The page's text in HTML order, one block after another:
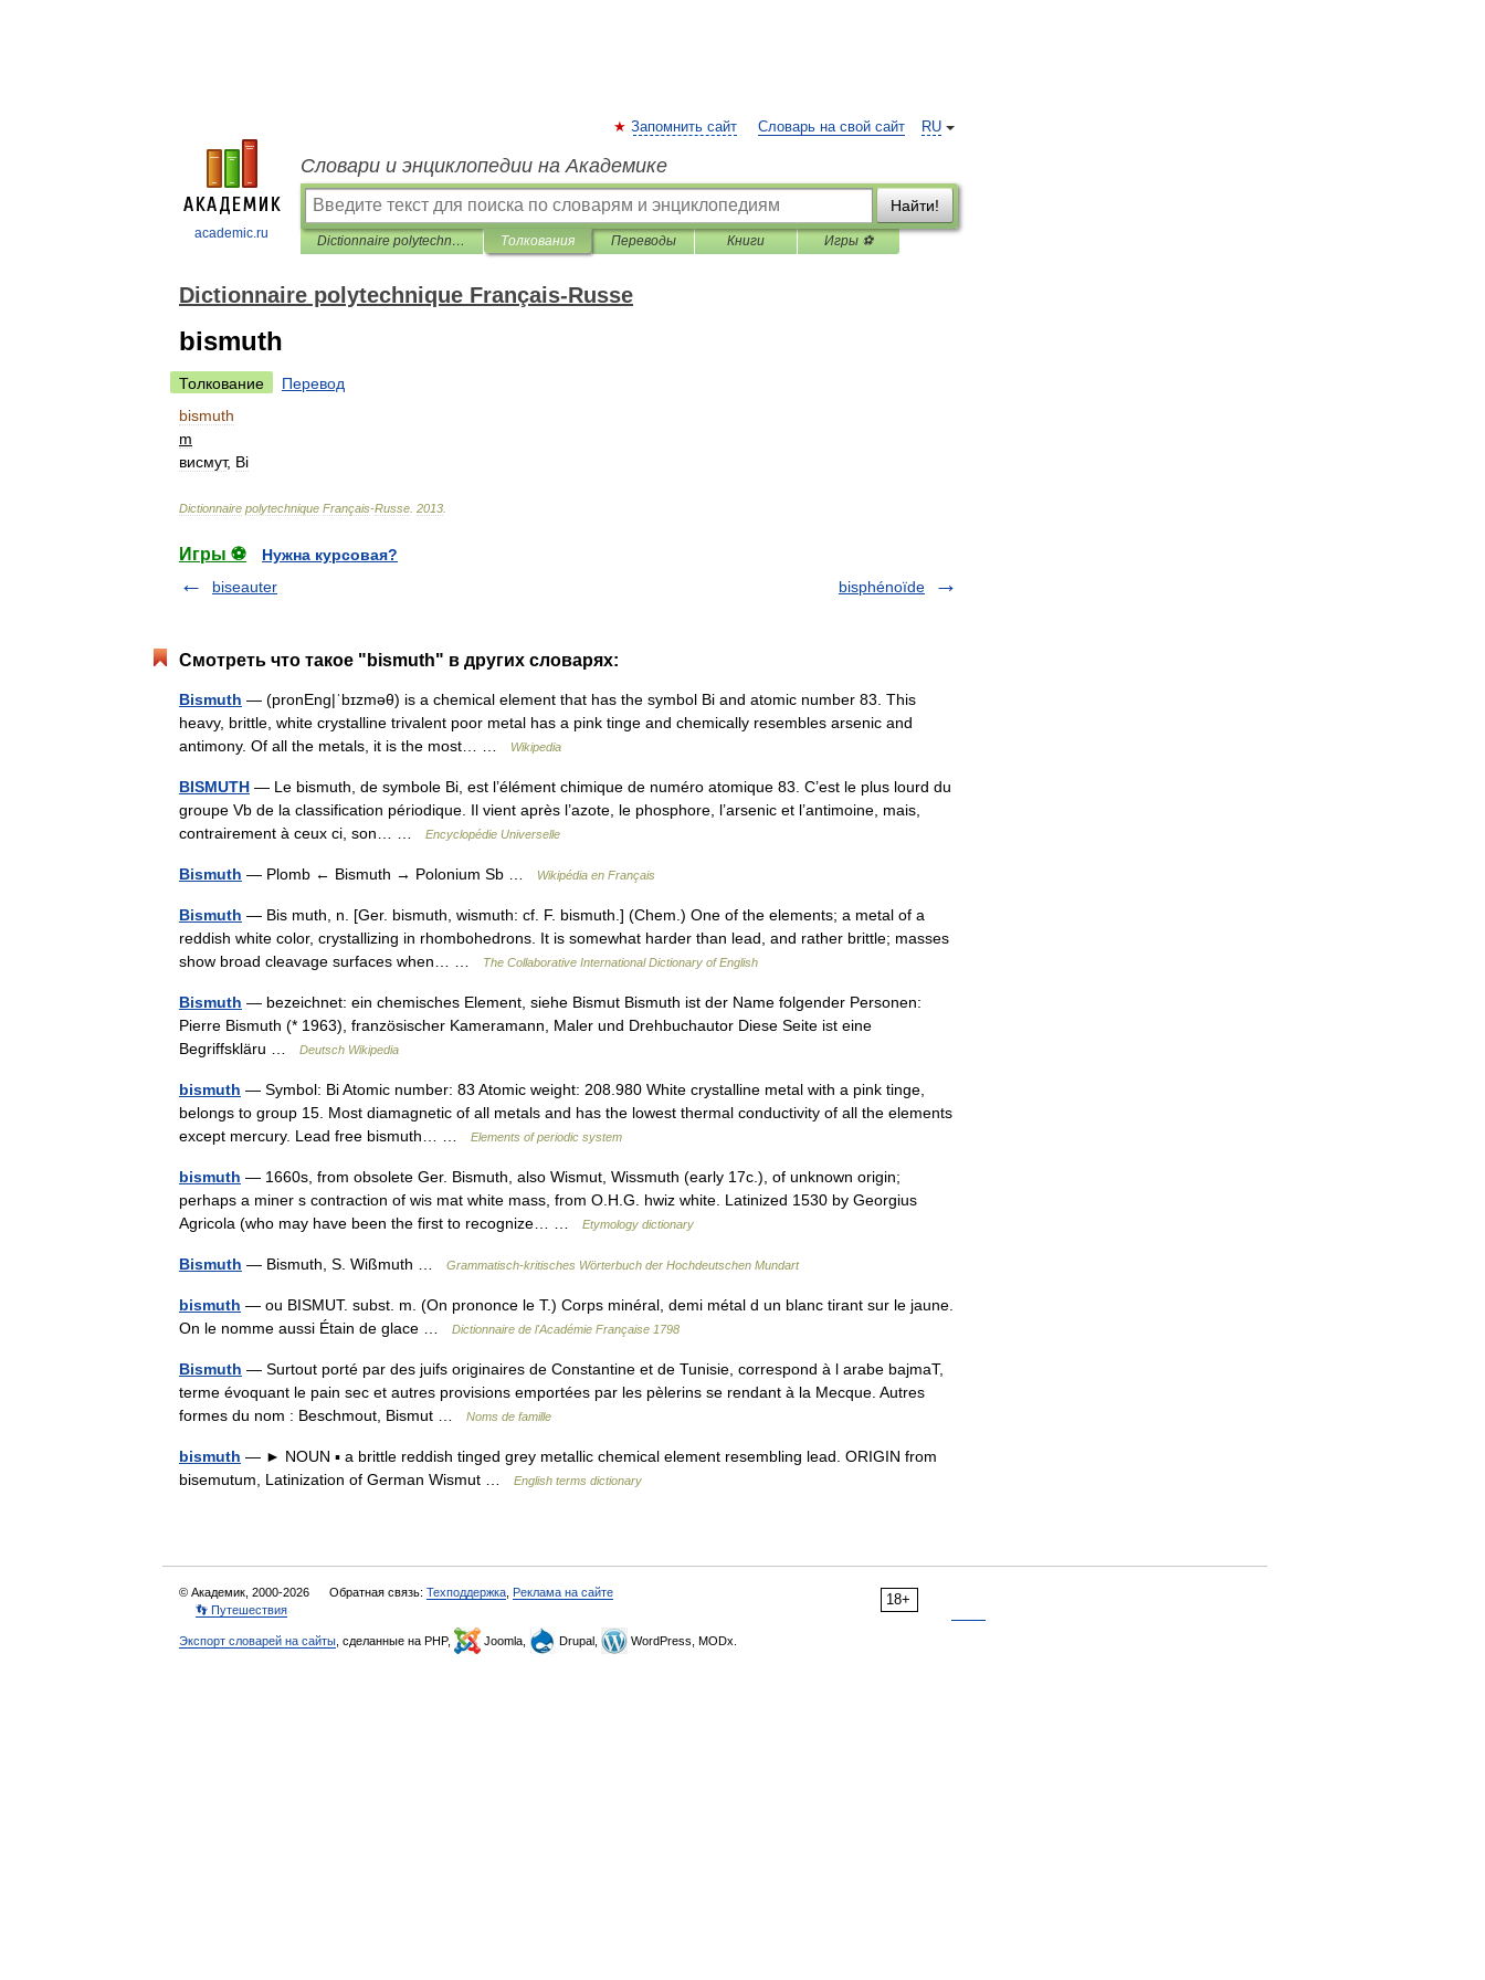
academic.ru
RU
Запомнить сайт Словарь на свой сайт
Словари и энциклопедии на Академике
Найти!
Dictionnaire polytechnique Français-Russe Толкования Переводы Книги Игры ⚽
Dictionnaire polytechnique Français-Russe
bismuth
Толкование
Перевод
bismuth
m
висмут, Bi
Dictionnaire polytechnique Français-Russe 2013
Игры ⚽
Нужна курсовая?
biseauter
bisphénoïde
Смотреть что такое "bismuth" в других словарях:
Bismuth — (pronEng|ˈbɪzməθ) is a chemical element that has the symbol Bi and atomic number 83. This
heavy, brittle, white crystalline trivalent poor metal has a pink tinge and chemically resembles arsenic and
antimony. Of all the metals, it is the most… …
Wikipedia
BISMUTH — Le bismuth, de symbole Bi, est l’élément chimique de numéro atomique 83. C’est le plus lourd du
groupe Vb de la classification périodique. Il vient après l’azote, le phosphore, l’arsenic et l’antimoine, mais,
contrairement à ceux ci, son… …
Encyclopédie Universelle
Bismuth — Plomb ← Bismuth → Polonium Sb … Wikipédia en Français
Bismuth — Bis muth, n. [Ger. bismuth, wismuth: cf. F. bismuth.] (Chem.) One of the elements; a metal of a
reddish white color, crystallizing in rhombohedrons. It is somewhat harder than lead, and rather brittle; masses
show broad cleavage surfaces when… …
The Collaborative International Dictionary of English
Bismuth — bezeichnet: ein chemisches Element, siehe Bismut Bismuth ist der Name folgender Personen:
Pierre Bismuth (* 1963), französischer Kameramann, Maler und Drehbuchautor Diese Seite ist eine
Begriffskläru …
Deutsch Wikipedia
bismuth — Symbol: Bi Atomic number: 83 Atomic weight: 208.980 White crystalline metal with a pink tinge,
belongs to group 15. Most diamagnetic of all metals and has the lowest thermal conductivity of all the elements
except mercury. Lead free bismuth… …
Elements of periodic system
bismuth — 1660s, from obsolete Ger. Bismuth, also Wismut, Wissmuth (early 17c.), of unknown origin;
perhaps a miner s contraction of wis mat white mass, from O.H.G. hwiz white. Latinized 1530 by Georgius
Agricola (who may have been the first to recognize… …
Etymology dictionary
Bismuth — Bismuth, S. Wißmuth … Grammatisch-kritisches Wörterbuch der Hochdeutschen Mundart
bismuth — ou BISMUT. subst. m. (On prononce le T.) Corps minéral, demi métal d un blanc tirant sur le jaune.
On le nomme aussi Étain de glace …
Dictionnaire de l'Académie Française 1798
Bismuth — Surtout porté par des juifs originaires de Constantine et de Tunisie, correspond à l arabe bajmaT,
terme évoquant le pain sec et autres provisions emportées par les pèlerins se rendant à la Mecque. Autres
formes du nom : Beschmout, Bismut …
Noms de famille
bismuth — ► NOUN ▪ a brittle reddish tinged grey metallic chemical element resembling lead. ORIGIN from
bisemutum, Latinization of German Wismut …
English terms dictionary
18+
© Академик, 2000-2026 Обратная связь: Техподдержка Реклама на сайте
👣 Путешествия
Экспорт словарей на сайты , сделанные на PHP, Joomla, Drupal, WordPress, MODx.